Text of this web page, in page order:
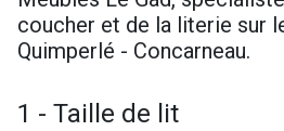
coucher et de la literie sur
Quimperlé - Concarneau.
1 - Taille de lit